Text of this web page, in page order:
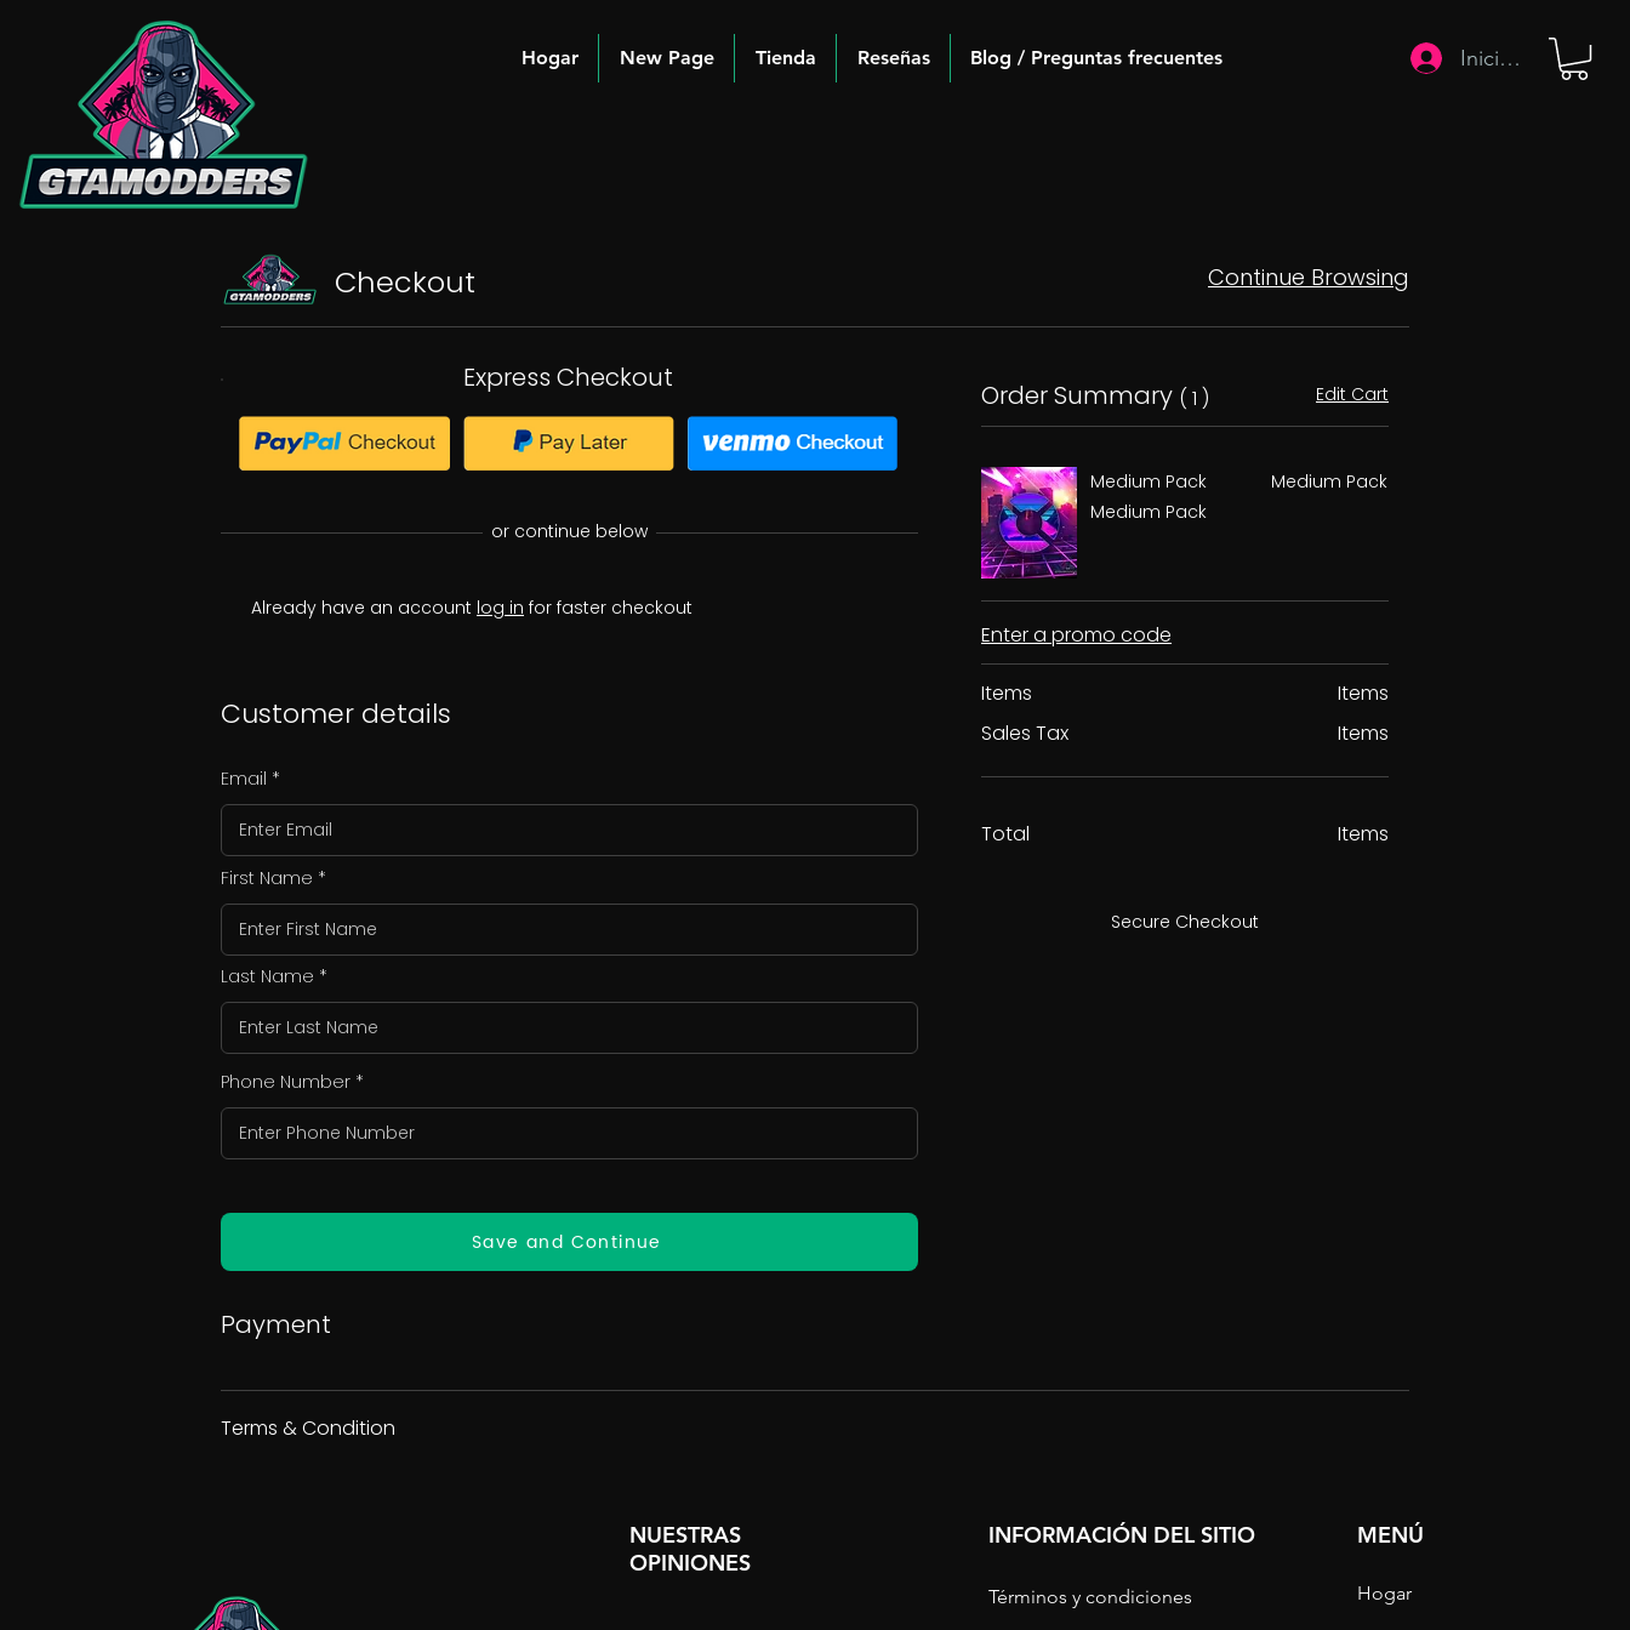
Hogar New Page Tienda Reseñas Blog / Preguntas frecuentes Iniciar sesión
Checkout Continue Browsing
Express Checkout
or continue below
Already have an account log in for faster checkout
Customer details
Email
First Name
Last Name
Phone Number
Save and Continue
Order Summary ( 1 ) Edit Cart
Medium Pack
Medium Pack
Medium Pack
Enter a promo code
Items
Sales Tax
Items
Items
Total Items
Secure Checkout
Payment
Terms & Condition
NUESTRAS
OPINIONES
INFORMACIÓN DEL SITIO
Términos y condiciones
MENÚ
Hogar